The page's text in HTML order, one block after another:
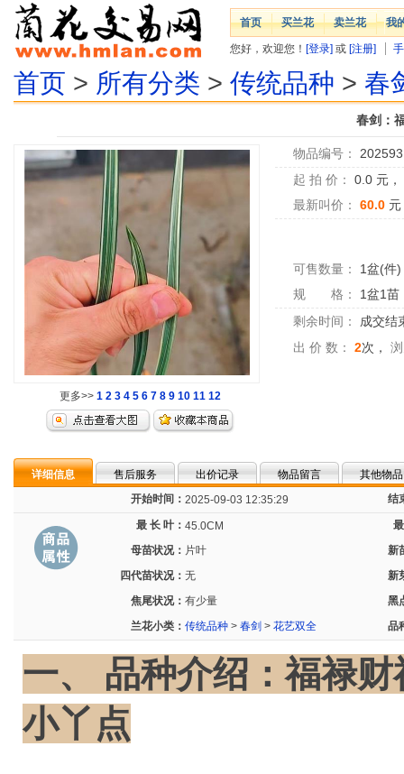
首页 买兰花 卖兰花 我
您好，欢迎您！ [登录] 或 [注册]
首页 > 所有分类 > 传统品种 > 春
春剑：
更多>> 1 2 3 4 5 6 7 8 9 10 11 12
物品编号：
起 拍 价：
0.0 元，
最新叫价：
60.0 元
可售数量： 1盆(件)
规 格：
1盆1苗
剩余时间：
成交结
出 价 数：
2次，
详细信息 售后服务 出价记录 物品留言
其他物品
开始时间： 2025-09-03 12:35:29 结
最 长 叶： 45.0CM
母苗状况： 片叶
新
四代苗状况： 无
新
焦尾状况： 有少量
黑
兰花小类： 传统品种 > 春剑 > 花艺双全 品
一、 品种介绍：福禄
小丫点